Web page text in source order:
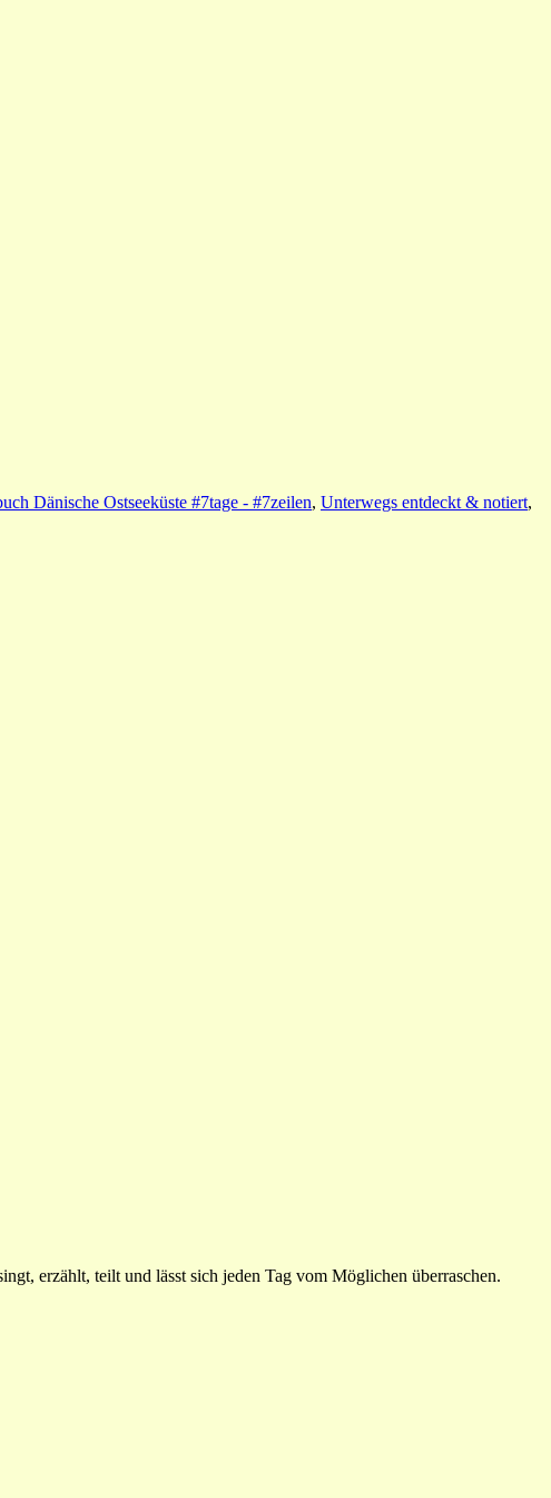
Dänische Ostseeküste #7tage - #7zeilen, Unterwegs entdeckt & notiert,
erzählt, teilt und lässt sich jeden Tag vom Möglichen überraschen.